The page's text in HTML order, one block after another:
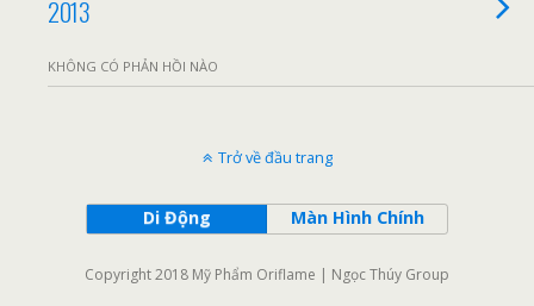
2013
KHÔNG CÓ PHẢN HỒI NÀO
Trở về đầu trang
Di Động Màn Hình Chính
Copyright 2018 Mỹ Phẩm Oriflame | Ngọc Thúy Group